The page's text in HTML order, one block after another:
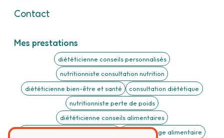
Contact
Mes prestations
diététicienne conseils personnalisés
nutritionniste consultation nutrition
diététicienne bien-être et santé
consultation diététique
nutritionniste perte de poids
diététicienne conseils alimentaires
Rééquilibrage alimentaire